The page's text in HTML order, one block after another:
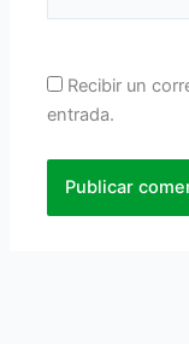
Recibir un
entrada.